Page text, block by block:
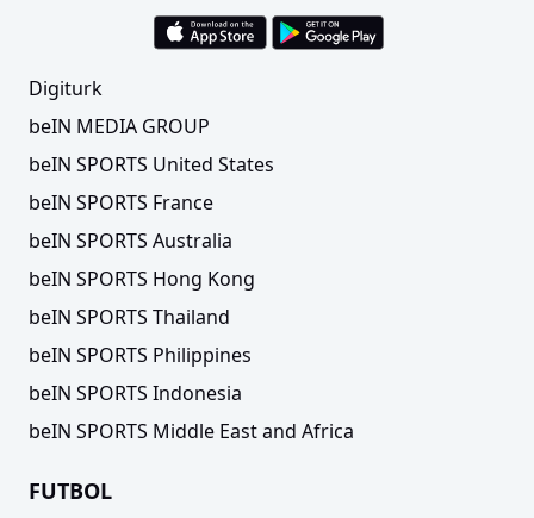
Digiturk
beIN MEDIA GROUP
beIN SPORTS United States
beIN SPORTS France
beIN SPORTS Australia
beIN SPORTS Hong Kong
beIN SPORTS Thailand
beIN SPORTS Philippines
beIN SPORTS Indonesia
beIN SPORTS Middle East and Africa
FUTBOL